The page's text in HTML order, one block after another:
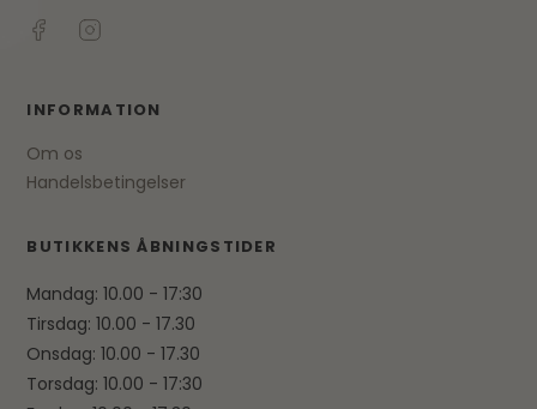
INFORMATION
Om os
Handelsbetingelser
BUTIKKENS ÅBNINGSTIDER
Mandag: 10.00 - 17:30
Tirsdag: 10.00 - 17.30
Onsdag: 10.00 - 17.30
Torsdag: 10.00 - 17:30